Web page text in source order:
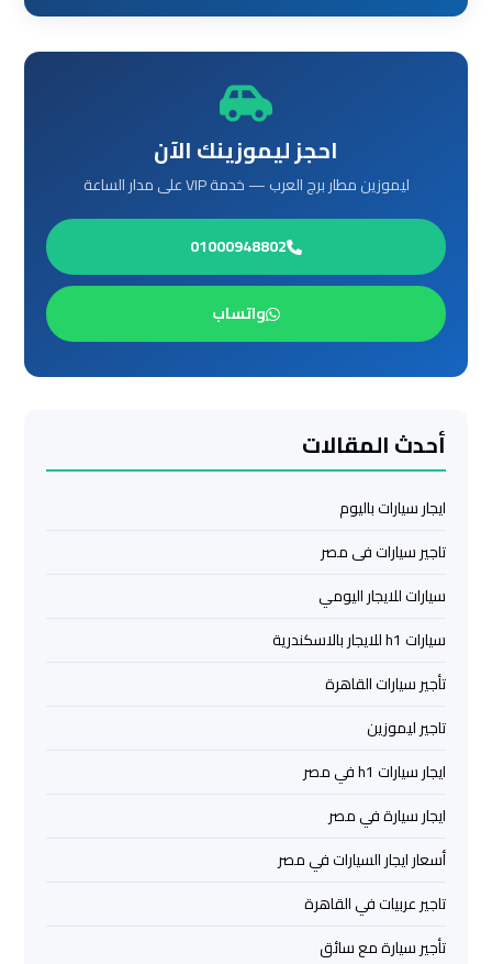
احجز ليموزينك الآن
ليموزين مطار برج العرب — خدمة VIP على مدار الساعة
01000948802
واتساب
أحدث المقالات
ايجار سيارات باليوم
تاجير سيارات فى مصر
سيارات للايجار اليومي
سيارات h1 للايجار بالاسكندرية
تأجير سيارات القاهرة
تاجير ليموزين
ايجار سيارات h1 في مصر
ايجار سيارة في مصر
أسعار ايجار السيارات في مصر
تاجير عربيات في القاهرة
تأجير سيارة مع سائق
من
مطار
القاهرة
ليموزين
الغردقة
ليموزين
مرسي
ليموزين
ليموزين